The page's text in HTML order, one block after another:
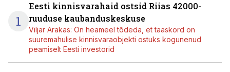
1
Eesti kinnisvarahaid ostsid Riias 42000-
ruuduse kaubanduskeskuse
Viljar Arakas: On heameel tõdeda, et taaskord on
suuremahulise kinnisvaraobjekti ostuks kogunenud
peamiselt Eesti investorid